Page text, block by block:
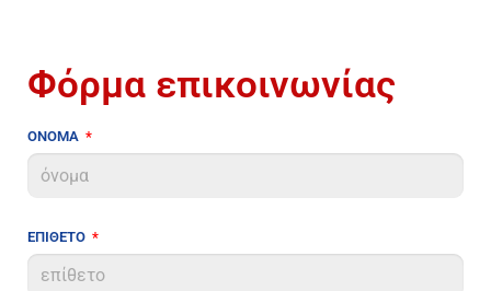
Φόρμα επικοινωνίας
ΟΝΟΜΑ
ΕΠΙΘΕΤΟ